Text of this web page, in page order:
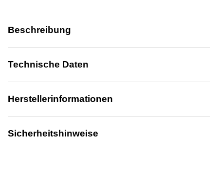
Beschreibung
Technische Daten
Herstellerinformationen
Sicherheitshinweise